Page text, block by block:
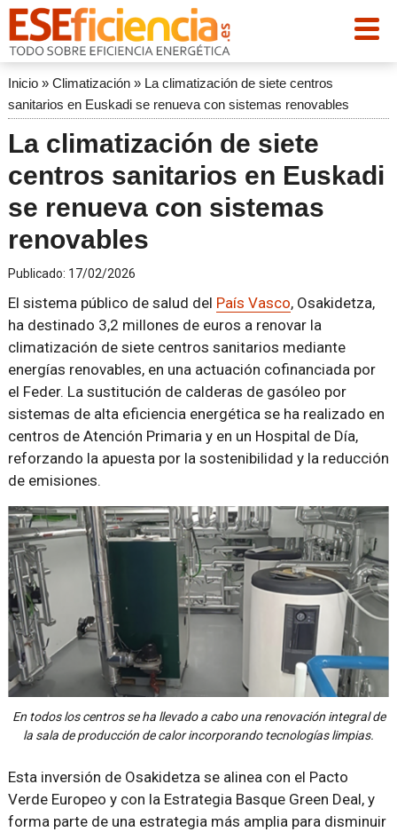
Inicio» Climatización» La climatización de siete centros
sanitarios en Euskadi se renueva con sistemas renovables
La climatización de siete
centros sanitarios en Euskadi
se renueva con sistemas
renovables
Publicado: 17/02/2026
El sistema público de salud del País Vasco, Osakidetza,
ha destinado 3,2 millones de euros a renovar la
climatización de siete centros sanitarios mediante
energías renovables, en una actuación cofinanciada por
el Feder. La sustitución de calderas de gasóleo por
sistemas de alta eficiencia energética se ha realizado en
centros de Atención Primaria y en un Hospital de Día,
reforzando la apuesta por la sostenibilidad y la reducción
de emisiones.
En todos los centros se ha llevado a cabo una renovación integral de
la sala de producción de calor incorporando tecnologías limpias.
Esta inversión de Osakidetza se alinea con el Pacto
Verde Europeo y con la Estrategia Basque Green Deal, y
forma parte de una estrategia más amplia para disminuir